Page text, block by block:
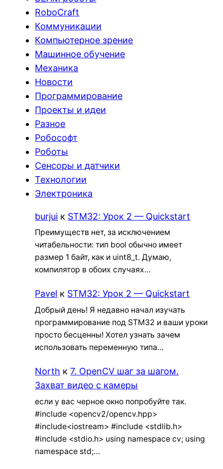
RoboCraft
Коммуникации
Компьютерное зрение
Машинное обучение
Механика
Новости
Программирование
Проекты и идеи
Разное
Робософт
Роботы
Сенсоры и датчики
Технологии
Электроника
burjui к STM32: Урок 2 — Quickstart
Преимуществ нет, за исключением
читабельности: тип bool обычно имеет
размер 1 байт, как и uint8_t. Думаю,
компилятор в обоих случаях…
Pavel к STM32: Урок 2 — Quickstart
Добрый день! Я недавно начал изучать
программирование под STM32 и ваши уроки
просто бесценны! Хотел узнать зачем
использовать переменную типа…
North к7. OpenCV шаг за шагом.
Захват видео с камеры
если у вас черное окно попробуйте так.
#include <opencv2/opencv.hpp>
#include<iostream> #include <stdlib.h>
#include <stdio.h> using namespace cv; using
namespace std;…